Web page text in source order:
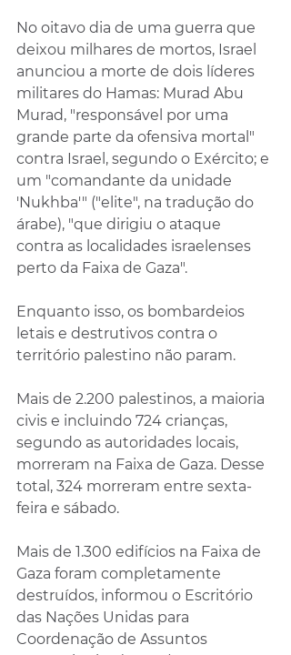
No oitavo dia de uma guerra que
deixou milhares de mortos, Israel
anunciou a morte de dois líderes
militares do Hamas: Murad Abu
Murad, "responsável por uma
grande parte da ofensiva mortal"
contra Israel, segundo o Exército; e
um "comandante da unidade
'Nukhba'" ("elite", na tradução do
árabe), "que dirigiu o ataque
contra as localidades israelenses
perto da Faixa de Gaza".
Enquanto isso, os bombardeios
letais e destrutivos contra o
território palestino não param.
Mais de 2.200 palestinos, a maioria
civis e incluindo 724 crianças,
segundo as autoridades locais,
morreram na Faixa de Gaza. Desse
total, 324 morreram entre sexta-
feira e sábado.
Mais de 1.300 edifícios na Faixa de
Gaza foram completamente
destruídos, informou o Escritório
das Nações Unidas para
Coordenação de Assuntos